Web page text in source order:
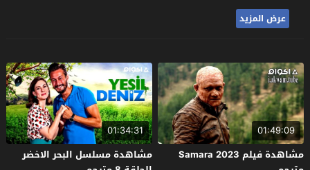
عرض المزيد
01:49:09
مشاهدة فيلم Samara 2023
01:34:31
مشاهدة مسلسل البحر الاخضر